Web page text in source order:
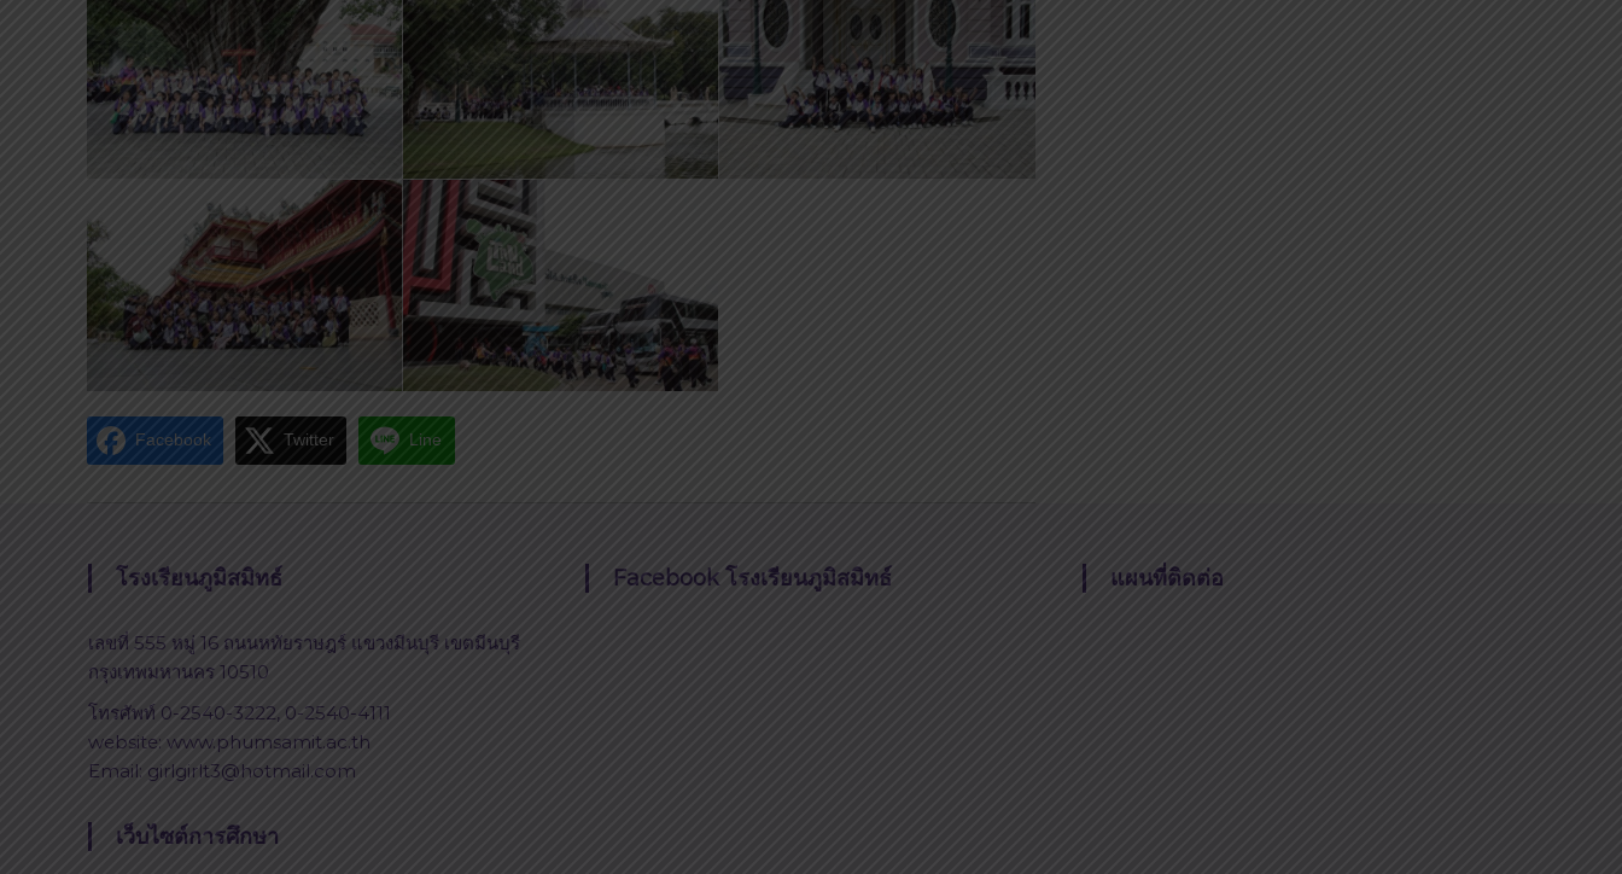
Facebook Twitter Line
โรงเรียนภูมิสมิทธ์
เลขที่ 555 หมู่ 16 ถนนหทัยราษฎร์ แขวงมีนบุรี เขตมีนบุรี
กรุงเทพมหานคร 10510
โทรศัพท์ 0-2540-3222, 0-2540-4111
website: www.phumsamit.ac.th
Email: girlgirlt3@hotmail.com
เว็บไซต์การศึกษา
Facebook โรงเรียนภูมิสมิทธ์ แผนที่ติดต่อ